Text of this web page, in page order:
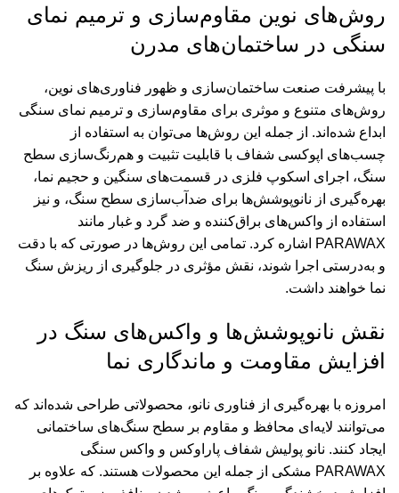
روش‌های نوین مقاوم‌سازی و ترمیم نمای
سنگی در ساختمان‌های مدرن
با پیشرفت صنعت ساختمان‌سازی و ظهور فناوری‌های نوین،
روش‌های متنوع و موثری برای مقاوم‌سازی و ترمیم نمای سنگی
ابداع شده‌اند. از جمله این روش‌ها می‌توان به استفاده از
چسب‌های اپوکسی شفاف با قابلیت تثبیت و هم‌رنگ‌سازی سطح
سنگ، اجرای اسکوپ فلزی در قسمت‌های سنگین و حجیم نما،
بهره‌گیری از نانوپوشش‌ها برای ضدآب‌سازی سطح سنگ، و نیز
استفاده از واکس‌های براق‌کننده و ضد گرد و غبار مانند
PARAWAX اشاره کرد. تمامی این روش‌ها در صورتی که با دقت
و به‌درستی اجرا شوند، نقش مؤثری در جلوگیری از ریزش سنگ
نما خواهند داشت.
نقش نانوپوشش‌ها و واکس‌های سنگ در
افزایش مقاومت و ماندگاری نما
امروزه با بهره‌گیری از فناوری نانو، محصولاتی طراحی شده‌اند که
می‌توانند لایه‌ای محافظ و مقاوم بر سطح سنگ‌های ساختمانی
ایجاد کنند. نانو پولیش شفاف پاراوکس و واکس سنگی
PARAWAX مشکی از جمله این محصولات هستند. که علاوه بر